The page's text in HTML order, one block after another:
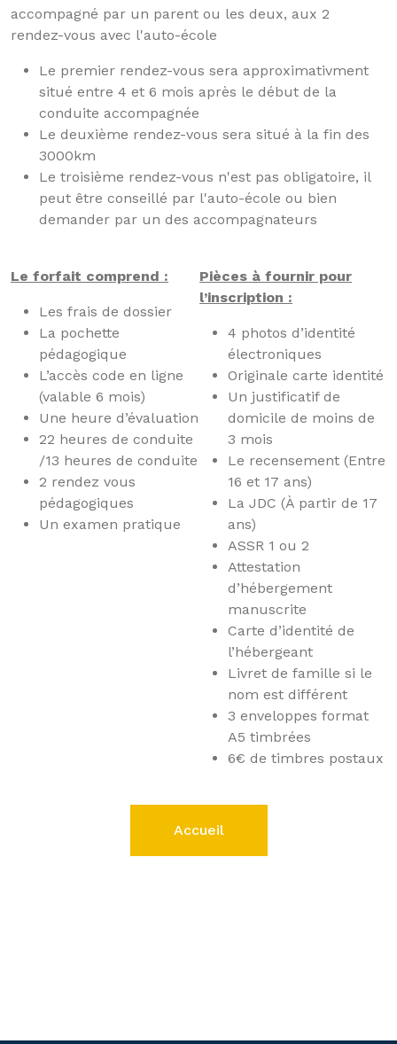
accompagné par un parent ou les deux, aux 2
rendez-vous avec l'auto-école
Le premier rendez-vous sera approximativment
situé entre 4 et 6 mois après le début de la
conduite accompagnée
Le deuxième rendez-vous sera situé à la fin des
3000km
Le troisième rendez-vous n'est pas obligatoire, il
peut être conseillé par l'auto-école ou bien
demander par un des accompagnateurs
Le forfait comprend :
Les frais de dossier
La pochette
pédagogique
L’accès code en ligne
(valable 6 mois)
Une heure d’évaluation
22 heures de conduite
/13 heures de conduite
2 rendez vous
pédagogiques
Un examen pratique
Pièces à fournir pour
l’inscription :
4 photos d’identité
électroniques
Originale carte identité
Un justificatif de
domicile de moins de
3 mois
Le recensement (Entre
16 et 17 ans)
La JDC (À partir de 17
ans)
ASSR 1 ou 2
Attestation
d’hébergement
manuscrite
Carte d’identité de
l’hébergeant
Livret de famille si le
nom est différent
3 enveloppes format
A5 timbrées
6€ de timbres postaux
Accueil